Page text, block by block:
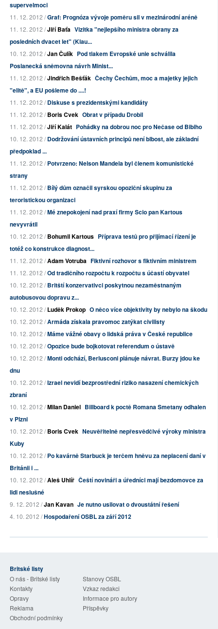
supervelmoci
11. 12. 2012 /Graf: Prognóza vývoje poměru sil v mezinárodní aréně
11. 12. 2012 /Jiří Baťa Vizitka "nejlepšího ministra obrany za
posledních dvacet let" (Klau...
10. 12. 2012 /Jan Čulík Pod tlakem Evropské unie schválila
Poslanecká sněmovna návrh Minist...
11. 12. 2012 /Jindřich Bešťák Čechy Čechům, moc a majetky jejich
"elitě", a EU pošleme do ....!
11. 12. 2012 /Diskuse s prezidentskými kandidáty
11. 12. 2012 /Boris Cvek Obrat v případu Drobil
11. 12. 2012 /Jiří Kalát Pohádky na dobrou noc pro Nečase od Bibiho
10. 12. 2012 /Dodržování ústavních principů není blbost, ale základní
předpoklad ...
11. 12. 2012 /Potvrzeno: Nelson Mandela byl členem komunistické
strany
11. 12. 2012 /Bílý dům označil syrskou opoziční skupinu za
teroristickou organizaci
11. 12. 2012 /Mé znepokojení nad praxí firmy Scio pan Kartous
nevyvrátil
10. 12. 2012 /Bohumil Kartous Příprava testů pro přijímací řízení je
totéž co konstrukce diagnost...
11. 12. 2012 /Adam Votruba Fiktivní rozhovor s fiktivním ministrem
11. 12. 2012 /Od tradičního rozpočtu k rozpočtu s účastí obyvatel
10. 12. 2012 /Britští konzervativci poskytnou nezaměstnaným
autobusovou dopravu z...
10. 12. 2012 /Luděk Prokop O něco více objektivity by nebylo na škodu
10. 12. 2012 /Armáda získala pravomoc zatýkat civilisty
10. 12. 2012 /Máme vážné obavy o lidská práva v České republice
10. 12. 2012 /Opozice bude bojkotovat referendum o ústavě
10. 12. 2012 /Monti odchází, Berlusconi plánuje návrat. Burzy jdou ke
dnu
10. 12. 2012 /Izrael nevidí bezprostřední riziko nasazení chemických
zbraní
10. 12. 2012 /Milan Daniel Billboard k poctě Romana Smetany odhalen
v Plzni
10. 12. 2012 /Boris Cvek Neuvěřitelně nepřesvědčivé výroky ministra
Kuby
10. 12. 2012 /Po kavárně Starbuck je terčem hněvu za neplacení daní v
Británii i ...
10. 12. 2012 /Aleš Uhlíř Čeští novináři a úředníci mají bezdomovce za
lidi neslušné
9. 12. 2012 /Jan Kavan Je nutno usilovat o dvoustátní řešení
4. 10. 2012 /Hospodaření OSBL za září 2012
Britské listy
O nás - Britské listy
Stanovy OSBL
Kontakty
Vzkaz redakci
Opravy
Informace pro autory
Reklama
Příspěvky
Obchodní podmínky